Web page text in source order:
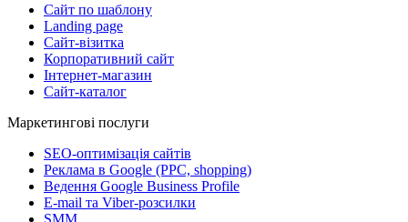
Сайт по шаблону
Landing page
Сайт-візитка
Корпоративний сайт
Інтернет-магазин
Сайт-каталог
Маркетингові послуги
SEO-оптимізація сайтів
Реклама в Google (PPC, shopping)
Ведення Google Business Profile
E-mail та Viber-розсилки
SMM